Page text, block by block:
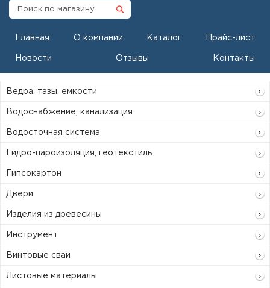
Главная О компании Каталог Прайс-лист
Новости Отзывы Контакты
Ведра, тазы, емкости
Водоснабжение, канализация
Водосточная система
Гидро-пароизоляция, геотекстиль
Гипсокартон
Двери
Изделия из древесины
Инструмент
Винтовые сваи
Листовые материалы